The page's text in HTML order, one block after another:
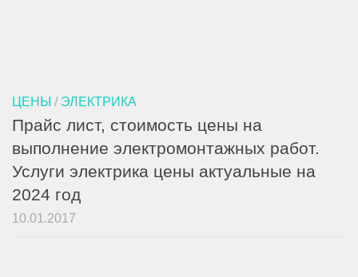
ЦЕНЫ / ЭЛЕКТРИКА
Прайс лист, стоимость цены на
выполнение электромонтажных работ.
Услуги электрика цены актуальные на
2024 год
10.01.2017